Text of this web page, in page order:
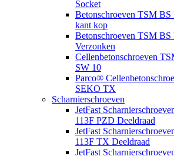
Socket
Betonschroeven TSM BS
kant kop
Betonschroeven TSM BS
Verzonken
Cellenbetonschroeven
SW 10
Parco®
SEKO TX
Scharnierschroeven
JetFast
113F PZD Deeldraad
JetFast
113F TX Deeldraad
JetFast